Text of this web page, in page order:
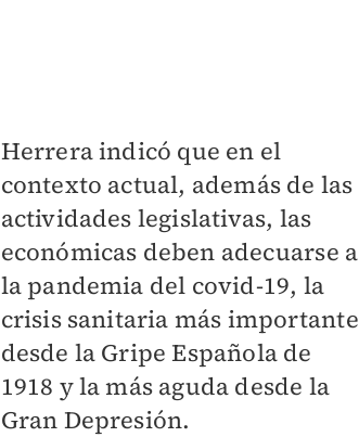
Herrera indicó que en el
contexto actual, además de las
actividades legislativas, las
económicas deben adecuarse a
la pandemia del covid-19, la
crisis sanitaria más importante
desde la Gripe Española de
1918 y la más aguda desde la
Gran Depresión.